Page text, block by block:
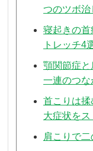
つのツボ治
寝起きの首
トレッチ4
顎関節症
一連のつな
首こりは
大症状を
肩こりで